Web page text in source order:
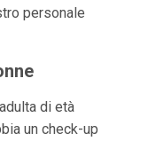
personale
di età
un check-up